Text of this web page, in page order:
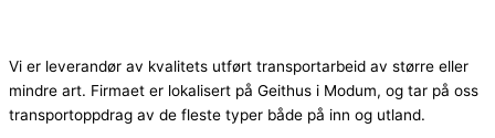
Vi er leverandør av kvalitets utført transportarbeid av større eller
mindre art. Firmaet er lokalisert på Geithus i Modum, og tar på oss
transportoppdrag av de fleste typer både på inn og utland.